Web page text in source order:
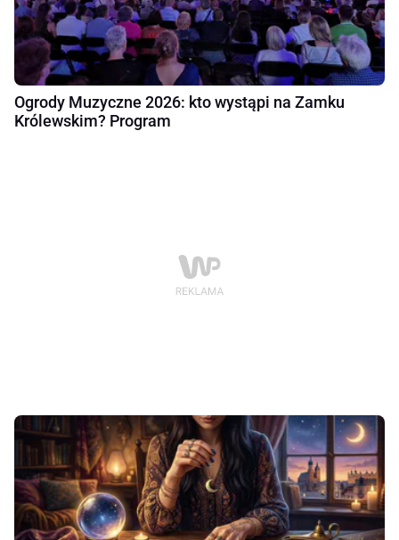
Ogrody Muzyczne 2026: kto wystąpi na Zamku
Królewskim? Program